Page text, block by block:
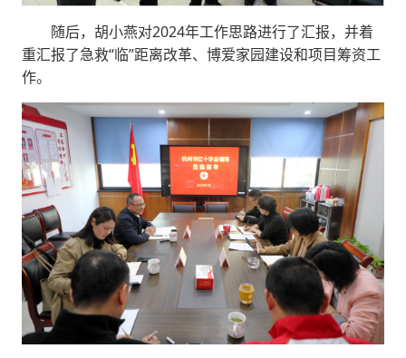
随后，胡小燕对2024年工作思路进行了汇报，并着
重汇报了急救“临”距离改革、博爱家园建设和项目筹资工
作。